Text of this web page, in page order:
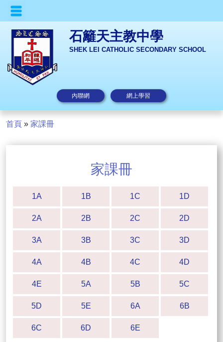
石籬天主教中學
SHEK LEI CATHOLIC SECONDARY SCHOOL
內聯網 網上學習
首頁 » 家課冊
家課冊
1A 1B 1C 1D
2A 2B 2C 2D
3A 3B 3C 3D
4A 4B 4C 4D
4E 5A 5B 5C
5D 5E 6A 6B
6C 6D 6E